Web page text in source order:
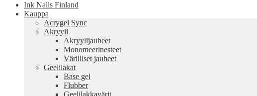
Ink Nails Finland
Kauppa
Acrygel Sync
Akryyli
Akryylijauheet
Monomeerinesteet
Värilliset jauheet
Geelilakat
Base gel
Flubber
Geelilakkavärit